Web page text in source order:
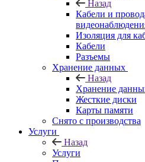
Назад
Кабели и
Изоляция для
Кабели
Разъемы
Хранение данных
Назад
Хранение
Жесткие диски
Карты памяти
Снято с производства
Услуги
Назад
Услуги